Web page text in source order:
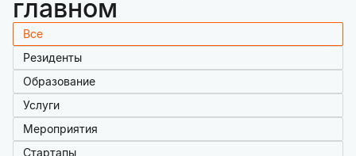
главном
Все
Резиденты
Образование
Услуги
Мероприятия
Стартапы